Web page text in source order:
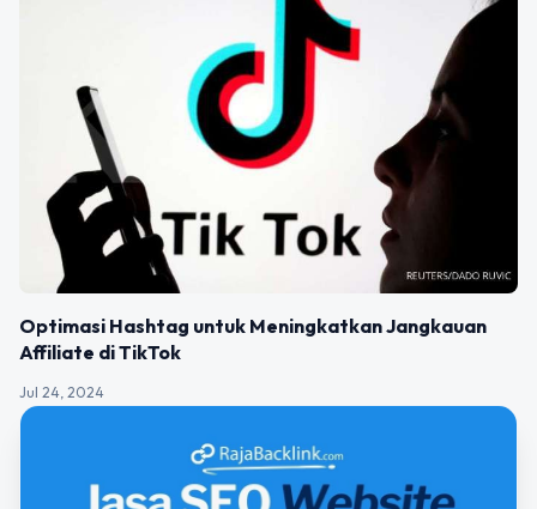
Optimasi Hashtag untuk Meningkatkan Jangkauan
Affiliate di TikTok
Jul 24, 2024